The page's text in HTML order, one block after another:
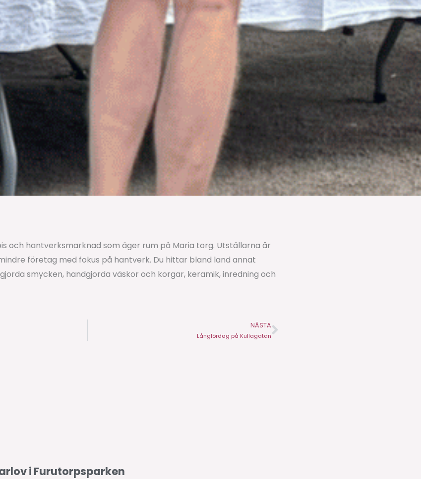
och hantverksmarknad som äger rum på Maria torg. Utställarna är
företag med fokus på hantverk. Du hittar bland land annat
smycken, handgjorda väskor och korgar, keramik, inredning och
NÄSTA
Långlördag på KullagatanNästa
i Furutorpsparken